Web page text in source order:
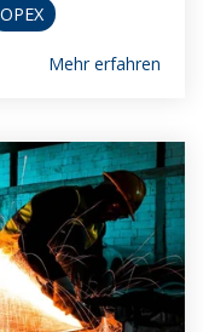
OPEX
Mehr erfahren